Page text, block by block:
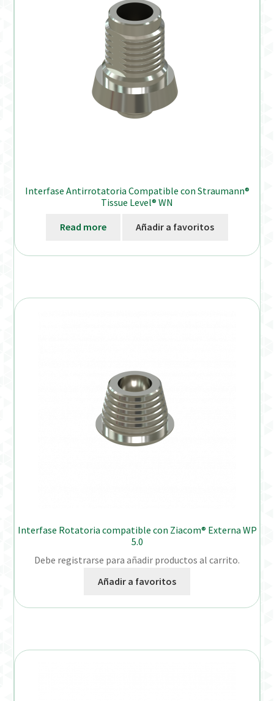
Interfase Antirrotatoria Compatible con Straumann®
Tissue Level® WN
Read more Añadir a favoritos
Interfase Rotatoria compatible con Ziacom® Externa WP
5.0
Debe registrarse para añadir productos al carrito.
Añadir a favoritos